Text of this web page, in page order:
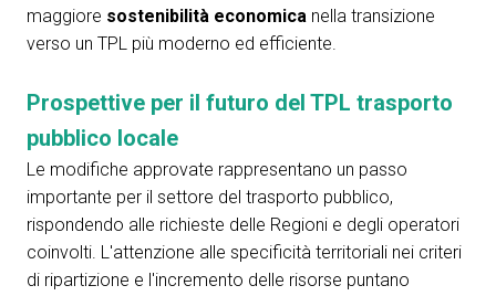
maggiore sostenibilità economica nella transizione
verso un TPL più moderno ed efficiente.
Prospettive per il futuro del TPL trasporto
pubblico locale
Le modifiche approvate rappresentano un passo
importante per il settore del trasporto pubblico,
rispondendo alle richieste delle Regioni e degli operatori
coinvolti. L'attenzione alle specificità territoriali nei criteri
di ripartizione e l'incremento delle risorse puntano